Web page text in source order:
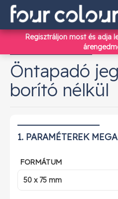
Regisztráljon mostés adja
Öntapadó
borító nélkül
1. PARAMÉTEREK
FORMÁTUM